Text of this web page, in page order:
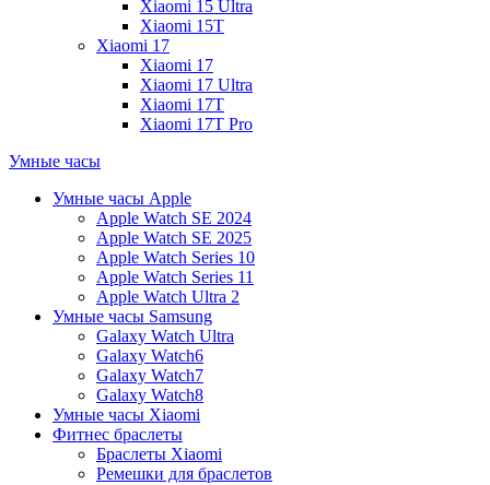
Xiaomi 15 Ultra
Xiaomi 15T
Xiaomi 17
Xiaomi 17
Xiaomi 17 Ultra
Xiaomi 17T
Xiaomi 17T Pro
Умные часы
Умные часы Apple
Apple Watch SE 2024
Apple Watch SE 2025
Apple Watch Series 10
Apple Watch Series 11
Apple Watch Ultra 2
Умные часы Samsung
Galaxy Watch Ultra
Galaxy Watch6
Galaxy Watch7
Galaxy Watch8
Умные часы Xiaomi
Фитнес браслеты
Браслеты Xiaomi
Ремешки для браслетов